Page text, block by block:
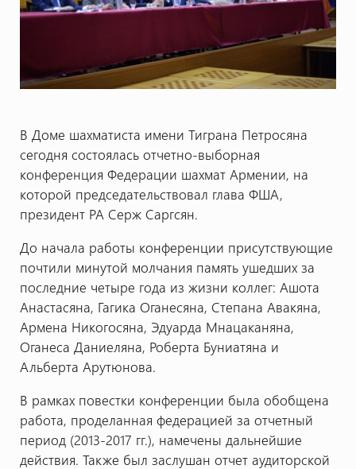
В Доме шахматиста имени Тиграна Петросяна
сегодня состоялась отчетно-выборная
конференция Федерации шахмат Армении, на
которой председательствовал глава ФША,
президент РА Серж Саргсян.
До начала работы конференции присутствующие
почтили минутой молчания память ушедших за
последние четыре года из жизни коллег: Ашота
Анастасяна, Гагика Оганесяна, Степана Авакяна,
Армена Никогосяна, Эдуарда Мнацаканяна,
Оганеса Даниеляна, Роберта Буниатяна и
Альберта Арутюнова.
В рамках повестки конференции была обобщена
работа, проделанная федерацией за отчетный
период (2013-2017 гг.), намечены дальнейшие
действия. Также был заслушан отчет аудиторской